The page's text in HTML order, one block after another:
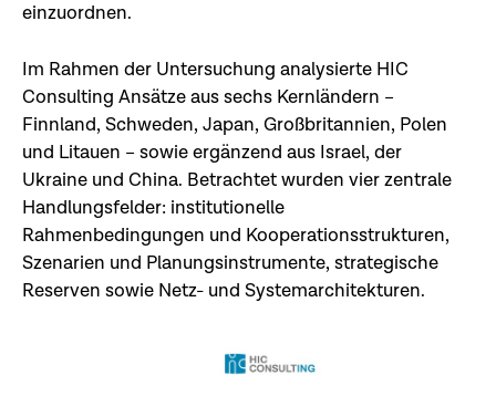
einzuordnen.
Im Rahmen der Untersuchung analysierte HIC
Consulting Ansätze aus sechs Kernländern –
Finnland, Schweden, Japan, Großbritannien, Polen
und Litauen – sowie ergänzend aus Israel, der
Ukraine und China. Betrachtet wurden vier zentrale
Handlungsfelder: institutionelle
Rahmenbedingungen und Kooperationsstrukturen,
Szenarien und Planungsinstrumente, strategische
Reserven sowie Netz- und Systemarchitekturen.